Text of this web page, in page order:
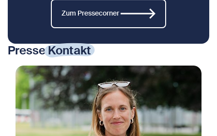
Zum Pressecorner
PresseKontakt